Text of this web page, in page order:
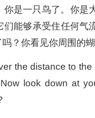
是一只鸟了。你是
能够承受住任何气
？你看见你周围的
the distance to
look down at